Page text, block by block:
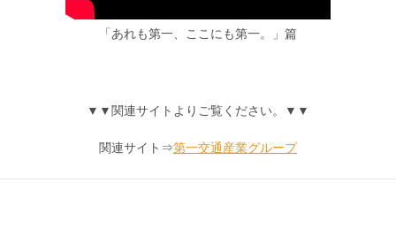
「あれも第一、ここにも第一。」篇
▼▼関連サイトよりご覧ください。▼▼
関連サイト⇒第一交通産業グループ